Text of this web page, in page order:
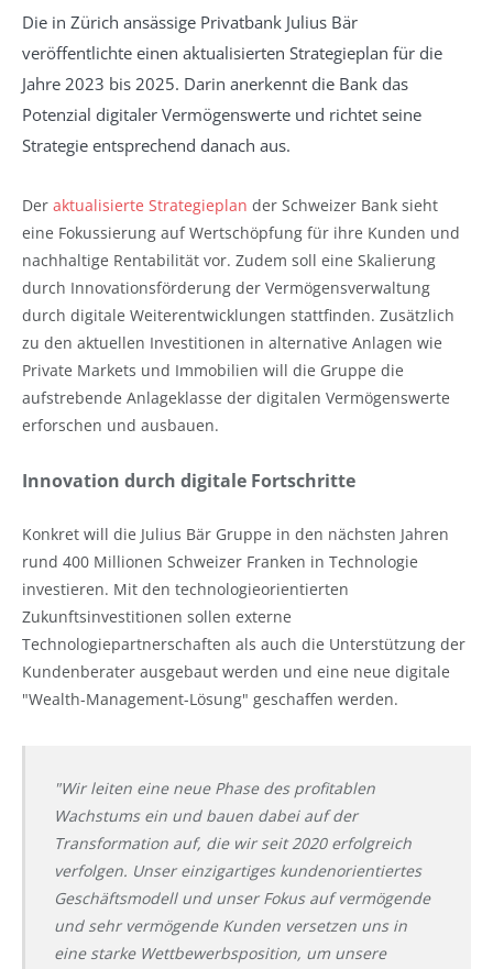
Die in Zürich ansässige Privatbank Julius Bär
veröffentlichte einen aktualisierten Strategieplan für die
Jahre 2023 bis 2025. Darin anerkennt die Bank das
Potenzial digitaler Vermögenswerte und richtet seine
Strategie entsprechend danach aus.
Der aktualisierte Strategieplan der Schweizer Bank sieht
eine Fokussierung auf Wertschöpfung für ihre Kunden und
nachhaltige Rentabilität vor. Zudem soll eine Skalierung
durch Innovationsförderung der Vermögensverwaltung
durch digitale Weiterentwicklungen stattfinden. Zusätzlich
zu den aktuellen Investitionen in alternative Anlagen wie
Private Markets und Immobilien will die Gruppe die
aufstrebende Anlageklasse der digitalen Vermögenswerte
erforschen und ausbauen.
Innovation durch digitale Fortschritte
Konkret will die Julius Bär Gruppe in den nächsten Jahren
rund 400 Millionen Schweizer Franken in Technologie
investieren. Mit den technologieorientierten
Zukunftsinvestitionen sollen externe
Technologiepartnerschaften als auch die Unterstützung der
Kundenberater ausgebaut werden und eine neue digitale
"Wealth-Management-Lösung" geschaffen werden.
"Wir leiten eine neue Phase des profitablen
Wachstums ein und bauen dabei auf der
Transformation auf, die wir seit 2020 erfolgreich
verfolgen. Unser einzigartiges kundenorientiertes
Geschäftsmodell und unser Fokus auf vermögende
und sehr vermögende Kunden versetzen uns in
eine starke Wettbewerbsposition, um unsere